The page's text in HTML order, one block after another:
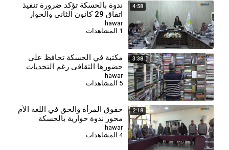
4:58
⁣ندوة بالحسكة تؤكد ضرورة تنفيذ
اتفاق 29 كانون الثاني والحوار
الوطني
hawar
1 المشاهدات
3:38
مكتبة في الحسكة تحافظ على
حضورها الثقافي رغم التحديات
الاقتصادية
hawar
5 المشاهدات
2:18
حقوق المرأة والحق في اللغة الأم
محور ندوة حوارية بالحسكة
hawar
4 المشاهدات